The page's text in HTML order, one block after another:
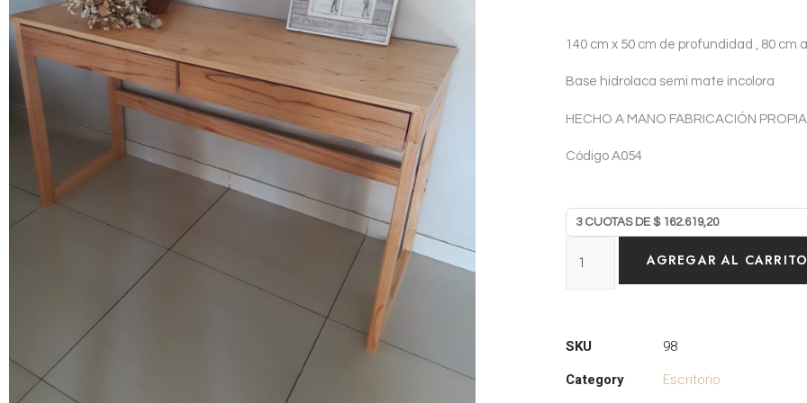
140 cm x 50 cm de profundidad , 80 cm
Base hidrolaca semi mate incolora
HECHO A MANO FABRICACIÓN PROPIA
Código A054
AGREGAR AL CARRITO
SKU
98
Category
Escritorio